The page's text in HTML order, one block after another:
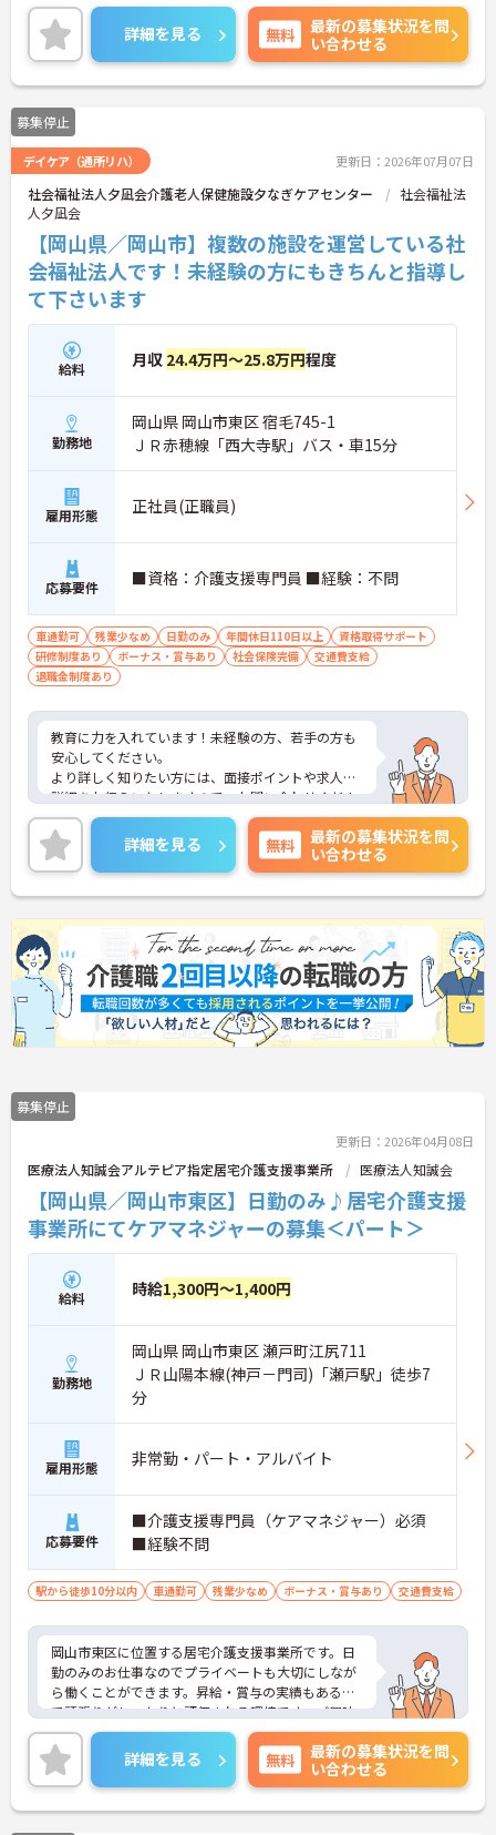
い
詳細を見る 無料
最新の募集状況を問
い合わせる
募集停止
デイケア（通所リハ） 更新日：2026年07月07日
社会福祉法人夕凪会介護老人保健施設夕なぎケアセンター
社会福祉法
人夕凪会
【岡山県／岡山市】複数の施設を運営している社
会福祉法人です！未経験の方にもきちんと指導し
て下さいます
給料 月収 24.4万円～25.8万円程度
勤務地
岡山県 岡山市東区 宿毛745-1
ＪＲ赤穂線「西大寺駅」バス・車15分
雇用形態 正社員(正職員)
応募要件 ■資格：介護支援専門員 ■経験：不問
車通勤可 残業少なめ 日勤のみ 年間休日110日以上
資格取得サポート
研修制度あり
ボーナス・賞与あり 社会保険完備
交通費支給
退職金制度あり
教育に力を入れています！未経験の方、若手の方も
安心してください。
より詳しく知りたい方には、面接ポイントや求人の
詳細をお伝えいたしますので、お問い合わせくださ
い
詳細を見る 無料
最新の募集状況を問
い合わせる
募集停止
更新日：2026年04月08日
医療法人知誠会アルテピア指定居宅介護支援事業所 医療法人知誠会
【岡山県／岡山市東区】日勤のみ♪居宅介護支援
事業所にてケアマネジャーの募集＜パート＞
給料 時給1,300円～1,400円
勤務地
岡山県 岡山市東区 瀬戸町江尻711
ＪＲ山陽本線(神戸－門司)「瀬戸駅」徒歩7
分
雇用形態 非常勤・パート・アルバイト
応募要件
■介護支援専門員（ケアマネジャー）必須
■経験不問
駅から徒歩10分以内 車通勤可 残業少なめ ボーナス・賞与あり 交通費支給
岡山市東区に位置する居宅介護支援事業所です。日
勤のみのお仕事なのでプライベートも大切にしなが
ら働くことができます。昇給・賞与の実績もあるの
で頑張りがしっかりと評価される環境です。ご興味
をお持ちの方はお気軽にお問い合わせください。
詳細を見る 無料
最新の募集状況を問
い合わせる